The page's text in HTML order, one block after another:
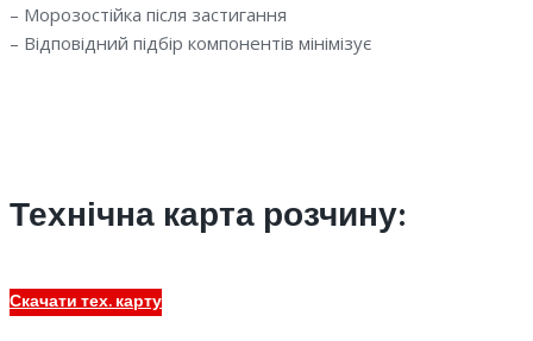
– Морозостійка після застигання
– Відповідний підбір компонентів мінімізує
Технічна карта розчину:
Скачати тех. карту